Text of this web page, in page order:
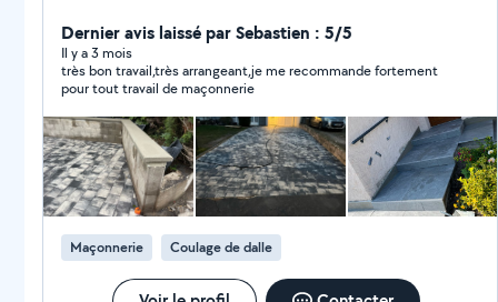
et de finitions.
Dernier avis laissé par Sebastien : 5/5
Il y a 3 mois
très bon travail,très arrangeant,je me recommande fortement
pour tout travail de maçonnerie
Maçonnerie Coulage de dalle